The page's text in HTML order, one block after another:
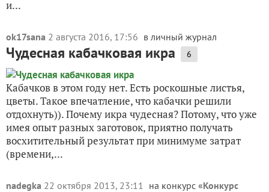
и...
ok17sana 2 августа 2016, 17:56 в личный журнал
Чудесная кабачковая икра 6
Кабачков в этом году нет. Есть роскошные листья,
цветы. Такое впечатление, что кабачки решили
отдохнуть)). Почему икра чудесная? Потому, что уже
имея опыт разных заготовок, приятно получать
восхитительный результат при минимуме затрат
(времени,...
nadegka 22 октября 2013, 23:11 на конкурс «Конкурс